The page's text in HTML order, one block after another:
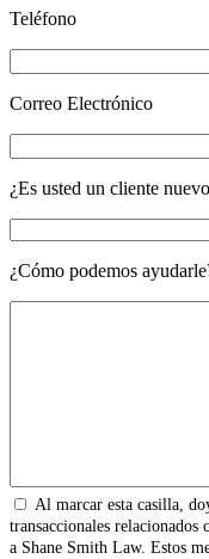
Teléfono
Correo Electrónico
¿Es usted un cliente
¿Cómo podemos
Al marcar esta casilla,
transaccionales
a Shane Smith Law. Estos